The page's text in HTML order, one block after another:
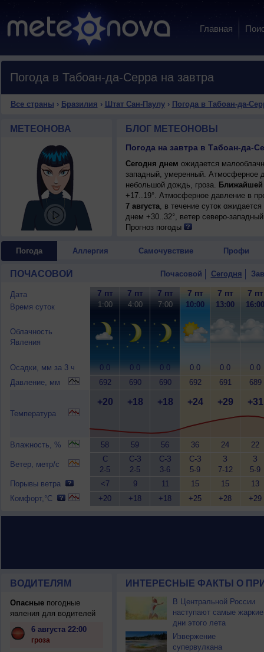
Главная
Погода в Табоан-да-Серра на завтра
Все страны › Бразилия › Штат Сан-Паулу› Погода в Табоан-да-
МЕТЕОНОВА БЛОГ МЕТЕОНОВЫ
Погода на завтра в Табоан-да-
Сегодня днем ожидается
западный, умеренный. Атмосферное
небольшой дождь, гроза.
+17..19°. Атмосферное давление в
7 августа, в течение суток
днем +30..32°, ветер северо-
Прогноз погоды
Погода Аллергия Самочувствие Профи
ПОЧАСОВОЙ Почасовой Сегодня
Дата
Время суток
Облачность
Явления
Осадки, мм за 3 ч
Давление, мм
Температура
Влажность, %
Ветер, метр/с
Порывы ветра
Комфорт,°C
7 пт
1:00
0.0
692
+20
58
С
2-5
<7
+20
7 пт
4:00
0.0
690
+18
59
С-З
2-5
9
+18
7 пт
7:00
0.0
690
+18
56
С-З
3-6
11
+18
7 пт
10:00
0.0
692
+24
36
С-З
5-9
15
+25
7 пт
13:00
0.0
691
+29
24
З
7-12
15
+28
7 пт
16:00
0.0
689
+31
22
З
5-9
13
+29
ВОДИТЕЛЯМ
Опасныепогодные
явления для водителей
6 августа 22:00
гроза
ИНТЕРЕСНЫЕ ФАКТЫ О
В Центральной России
наступают самые жаркие
дни этого лета
Извержение
супервулкана